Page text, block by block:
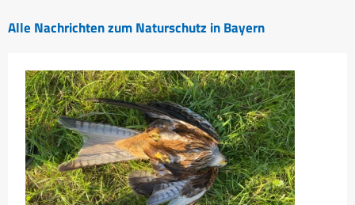
Alle Nachrichten zum Naturschutz in Bayern